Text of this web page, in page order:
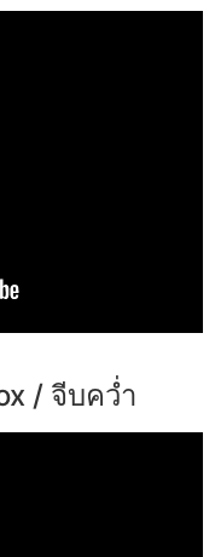
/ จีบคว่ำ